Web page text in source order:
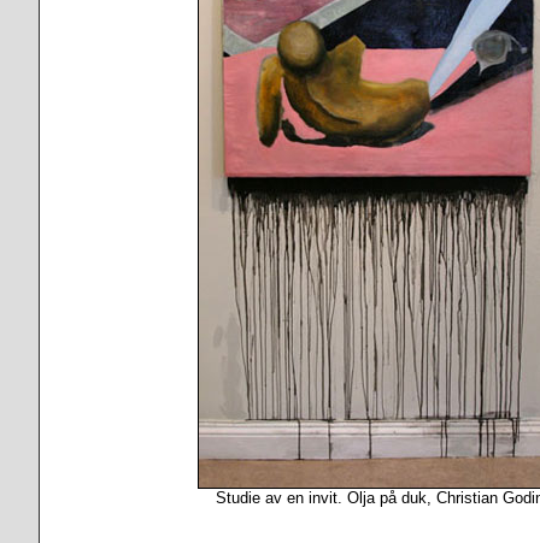
Studie av en invit. Olja på duk, Christian